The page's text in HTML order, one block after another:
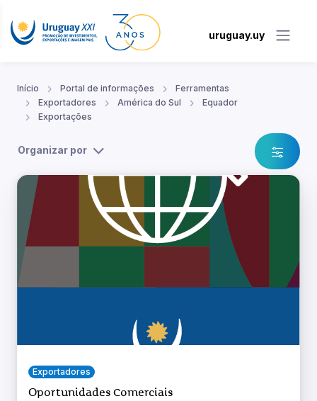
uruguay.uy
Início Portal de informações
Ferramentas
Exportadores
América do Sul
Equador
Exportações
Organizar por
Exportadores
Oportunidades Comerciais